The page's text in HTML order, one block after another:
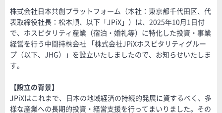
株式会社日本共創プラットフォーム（本社：東京都千代田区、代
表取締役社長：松本順、以下「JPiX」）は、2025年10月1日付
で、ホスピタリティ産業（宿泊・婚礼等）に特化した投資・事業
経営を行う中間持株会社 「株式会社JPiXホスピタリティグルー
プ（以下、JHG）」を設立いたしましたので、お知らせいたしま
す。
【設立の背景】
JPiXはこれまで、日本の地域経済の持続的発展に資するべく、多
様な産業への長期的投資・経営支援を行ってまいりました。その